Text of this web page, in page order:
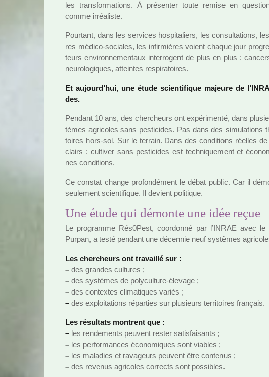
les trans­for­ma­tions. À pré­sen­ter toute remise en
comme irréa­liste.
Pourtant, dans les ser­vi­ces hos­pi­ta­liers, les consul­ta­tions,
res médico-socia­les, les infir­miè­res voient chaque jour
teurs envi­ron­ne­men­taux inter­ro­gent de plus en plus :
neu­ro­lo­gi­ques, attein­tes res­pi­ra­toi­res.
Et aujourd’hui, une étude scien­ti­fi­que majeure de
des.
Pendant 10 ans, des cher­cheurs ont expé­ri­menté, dans
tè­mes agri­co­les sans pes­ti­ci­des. Pas dans des simu­la­tions
toi­res hors-sol. Sur le ter­rain. Dans des condi­tions réel­les
clairs : culti­ver sans pes­ti­ci­des est tech­ni­que­ment et
nes condi­tions.
Ce cons­tat change pro­fon­dé­ment le débat public. Car il
seu­le­ment scien­ti­fi­que. Il devient poli­ti­que.
Une étude qui démonte une idée reçue
Le pro­gramme Rés0Pest, coor­donné par l’INRAE avec le
Purpan, a testé pen­dant une décen­nie neuf sys­tè­mes
Les cher­cheurs ont tra­vaillé sur :
– des gran­des cultu­res ;
– des sys­tè­mes de poly­culture-élevage ;
– des contex­tes cli­ma­ti­ques variés ;
– des exploi­ta­tions répar­ties sur plu­sieurs ter­ri­toi­res fran­çais.
Les résul­tats mon­trent que :
– les ren­de­ments peu­vent rester satis­fai­sants ;
– les per­for­man­ces économiques sont via­bles ;
– les mala­dies et rava­geurs peu­vent être conte­nus ;
– des reve­nus agri­co­les cor­rects sont pos­si­bles.